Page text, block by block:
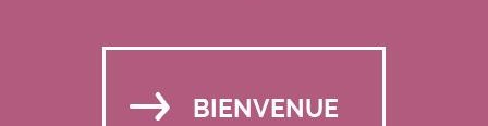
BIENVENUE